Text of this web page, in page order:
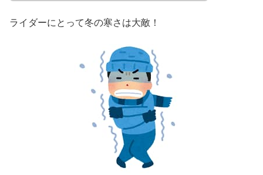
ライダーにとって冬の寒さは大敵！